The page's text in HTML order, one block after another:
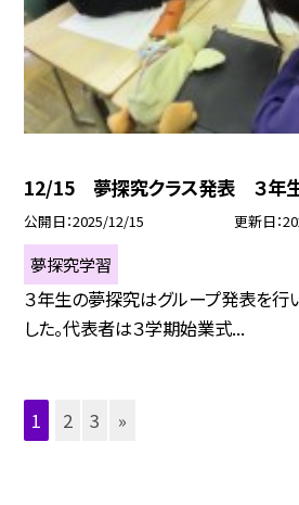
12/15 夢探究クラス発表 ３年
公開日 2025/12/15 更新日
夢探究学習
３年生の夢探究はグループ発表を行
した。代表者は３学期始業式...
1 2 3 »